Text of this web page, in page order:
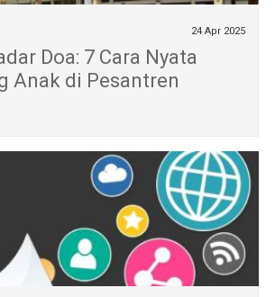
24 Apr 2025
Doa: 7 Cara Nyata
Anak di Pesantren